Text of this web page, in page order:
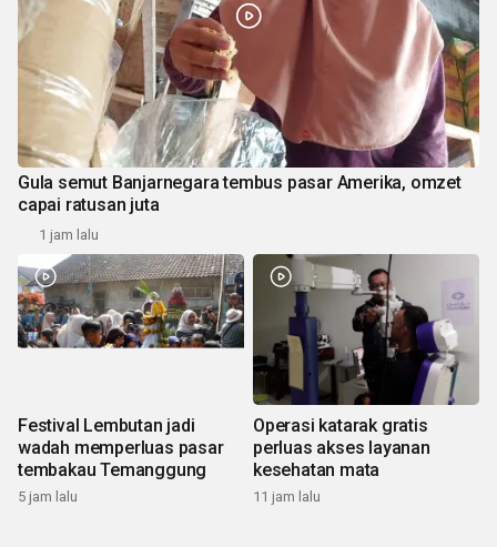
Gula semut Banjarnegara tembus pasar Amerika, omzet
capai ratusan juta
1 jam lalu
Festival Lembutan jadi
wadah memperluas pasar
tembakau Temanggung
5 jam lalu
Operasi katarak gratis
perluas akses layanan
kesehatan mata
11 jam lalu